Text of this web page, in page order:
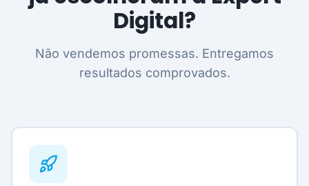
Digital?
Não vendemos promessas. Entregamos
resultados comprovados.